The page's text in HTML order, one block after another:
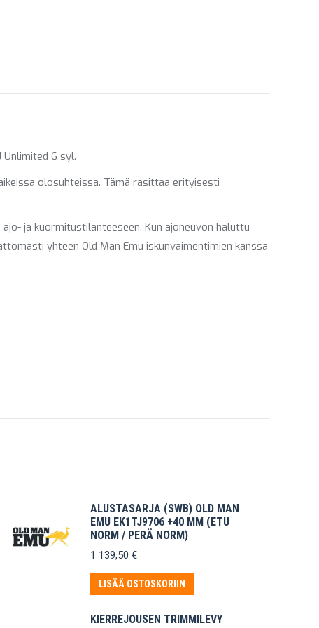
Unlimited 6 syl.
olosuhteissa. Tämä rasittaa erityisesti
ja kuormitustilanteeseen. Kun ajoneuvon haluttu
yhteen Old Man Emu iskunvaimentimien kanssa
ALUSTASARJA (SWB) OLD MAN
EMU EK1TJ9706 +40 MM (ETU
NORM / PERÄ NORM)
1 139,50 €
LISÄÄ OSTOSKORIIN
KIERREJOUSEN TRIMMILEVY